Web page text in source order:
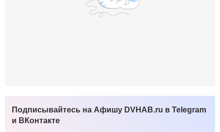
Подписывайтесь на Афишу DVHAB.ru в Telegram
и ВКонтакте